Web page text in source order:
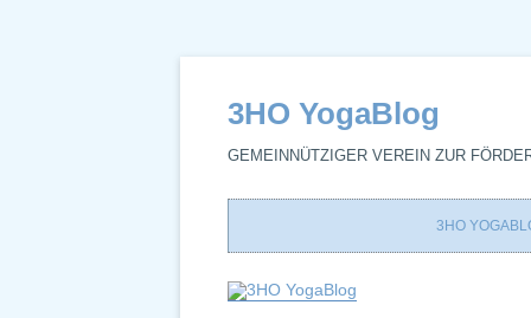
3HO YogaBlog
GEMEINNÜTZIGER VEREIN ZUR
3HO